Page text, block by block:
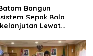
Bangun
Sepak Bola
Lewat